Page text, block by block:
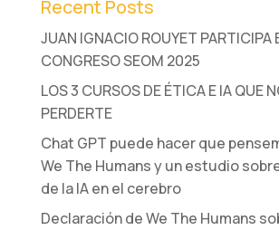
Recent Posts
JUAN IGNACIO ROUYET PARTICIPA
CONGRESO SEOM 2025
LOS 3 CURSOS DE ÉTICA E IA QUE
PERDERTE
Chat GPT puede hacer que
We The Humans y un estudio
de la IA en el cerebro
Declaración de We The Humans